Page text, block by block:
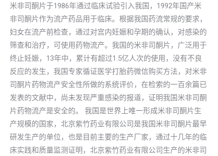
米非司酮片于1986年通过临床试验引入我国，1992年国产米
非司酮片作为流产药品用于临床。根据我国药流常规的要求，
妇女在流产前检查，通过对宫内妊娠和孕期的确认，对感染的
筛查和治疗，可使用药物流产。我国的米非司酮片，广泛用于
终止妊娠，13年中，累计有超过1.5亿人次的使用，没有不良
反应的发生，我国专家循证医学打胎药微信购买方法，对米非
司酮片药物流产安全性所做的系统评价，在检索的一百余篇已
发表的文献中，尚未发现严重感染的报道，证明我国米非司酮
片药物流产是安全的。 我国是世界上唯一形成米非司酮片生
产规模的国家，北京紫竹药业有限公司是我国米非司酮片最早
研发生产的单位，也是目前主要的生产厂家，通过十几年的临
床实践和质量监测证明，北京紫竹药业有限公司生产的米非司